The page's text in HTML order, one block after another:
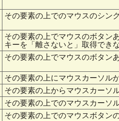
その要素の上でのマウスのシン
その要素の上でマウスのボタン
キーを「離さないと」取得でき
その要素の上でマウスのボタン
その要素の上にマウスカーソル
その要素の上からマウスカーソ
その要素の上でのマウスカーソ
その要素の上でのマウスボタン